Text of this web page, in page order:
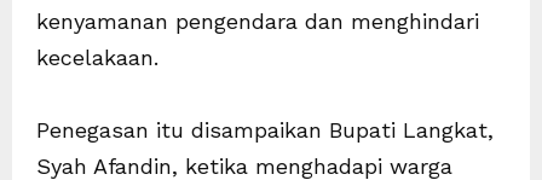
kenyamanan pengendara dan menghindari
kecelakaan.
Penegasan itu disampaikan Bupati Langkat,
Syah Afandin, ketika menghadapi warga